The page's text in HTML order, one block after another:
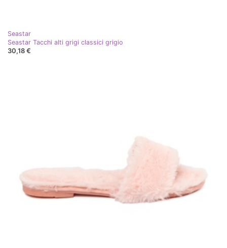
Seastar
Seastar Tacchi alti grigi classici grigio
30,18 €